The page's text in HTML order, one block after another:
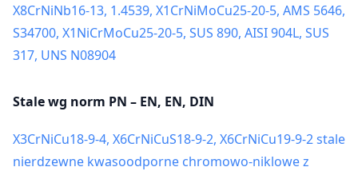
X8CrNiNb16-13, 1.4539, X1CrNiMoCu25-20-5, AMS 5646,
S34700, X1NiCrMoCu25-20-5, SUS 890, AISI 904L, SUS
317, UNS N08904
Stale wg norm PN – EN, EN, DIN
X3CrNiCu18-9-4, X6CrNiCuS18-9-2, X6CrNiCu19-9-2 stale
nierdzewne kwasoodporne chromowo-niklowe z